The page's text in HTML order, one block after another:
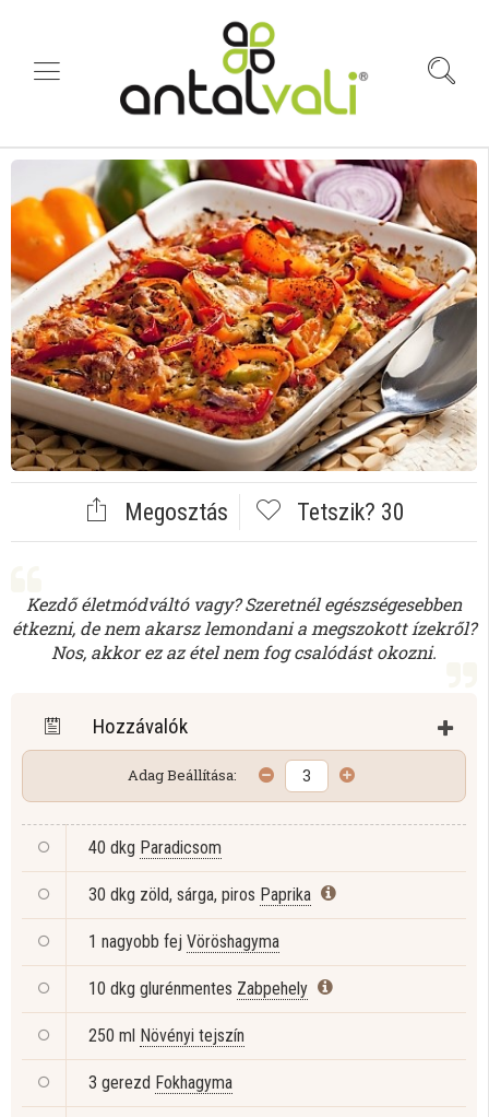
Megosztás Tetszik? 30
Kezdő életmódváltó vagy? Szeretnél egészségesebben
étkezni, de nem akarsz lemondani a megszokott ízekről?
Nos, akkor ez az étel nem fog csalódást okozni.
Hozzávalók
Adag Beállítása:
40 dkg Paradicsom
30 dkg zöld, sárga, piros Paprika
1 nagyobb fej Vöröshagyma
10 dkg glurénmentes Zabpehely
250 ml Növényi tejszín
3 gerezd Fokhagyma